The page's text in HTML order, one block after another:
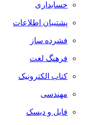
حسابداری
پشتیبان اطلاعات
فشرده ساز
فرهنگ لغت
کتاب الکترونیک
مهندسی
فایل و دیسک